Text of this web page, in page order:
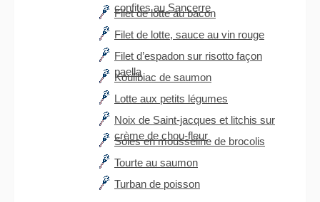
confites au Sancerre
Filet de lotte au bacon
Filet de lotte, sauce au vin rouge
Filet d’espadon sur risotto façon
paella
Koulibiac de saumon
Lotte aux petits légumes
Noix de Saint-jacques et litchis sur
crème de chou-fleur
Soles en mousseline de brocolis
Tourte au saumon
Turban de poisson